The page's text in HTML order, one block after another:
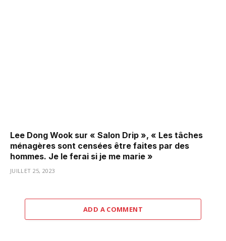
Lee Dong Wook sur « Salon Drip », « Les tâches
ménagères sont censées être faites par des
hommes. Je le ferai si je me marie »
JUILLET 25, 2023
ADD A COMMENT